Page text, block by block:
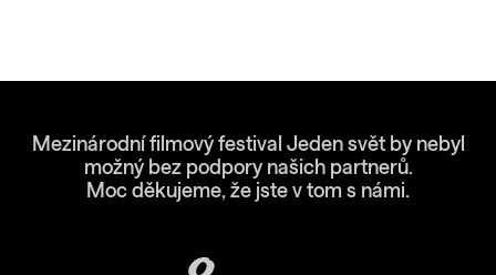
Mezinárodní filmový festival Jeden svět by nebyl
možný bez podpory našich partnerů.
Moc děkujeme, že jste v tom s námi.